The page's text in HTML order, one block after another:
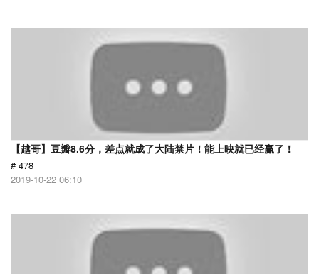
【越哥】豆瓣8.6分，差点就成了大陆禁片！能上映就已经赢了！
# 478
2019-10-22 06:10